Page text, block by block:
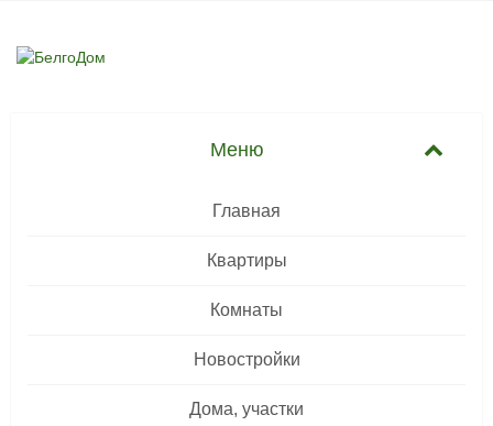
Главная
Квартиры
Комнаты
Новостройки
Дома, участки